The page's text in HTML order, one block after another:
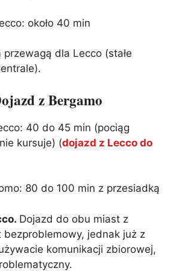
około 40 min
przewagą dla Lecco (stałe
z Bergamo
40 do 45 min (pociąg
kursuje) (dojazd z Lecco do
80 do 100 min z przesiadką
Dojazd do obu miast z
bezproblemowy, jednak już z
komunikacji zbiorowej,